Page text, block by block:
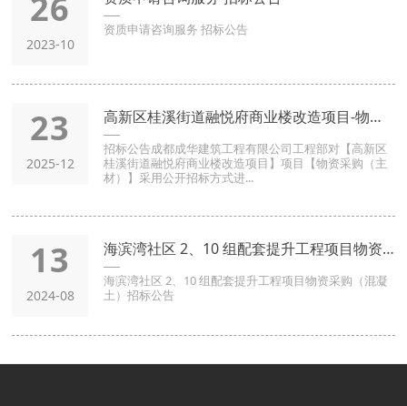
资质申请咨询服务 招标公告
2023-10
高新区桂溪街道融悦府商业楼改造项目-物资采购 （主材） -招
招标公告成都成华建筑工程有限公司工程部对【高新区
桂溪街道融悦府商业楼改造项目】项目【物资采购（主
材）】采用公开招标方式进...
23
2025-12
海滨湾社区 2、10 组配套提升工程项目物资采购（混凝土）招
海滨湾社区 2、10 组配套提升工程项目物资采购（混凝
土）招标公告
13
2024-08